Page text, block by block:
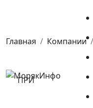
Главная Компании
ПРИПрим Краб